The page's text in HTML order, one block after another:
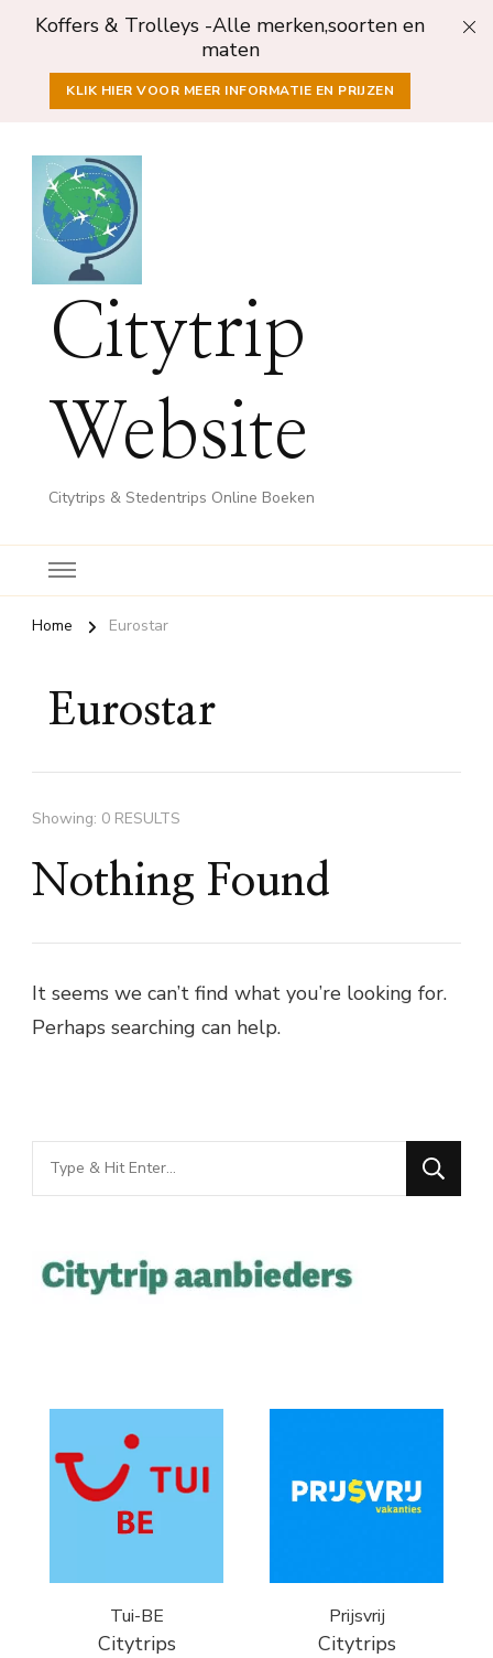
Koffers & Trolleys -Alle merken,soorten en
maten
KLIK HIER VOOR MEER INFORMATIE EN PRIJZEN
Citytrip
Website
Citytrips & Stedentrips Online Boeken
Home Eurostar
Eurostar
Showing: 0 RESULTS
Nothing Found
It seems we can’t find what you’re looking for.
Perhaps searching can help.
Looking
for
Tui-BE
Citytrips
Prijsvrij
Citytrips